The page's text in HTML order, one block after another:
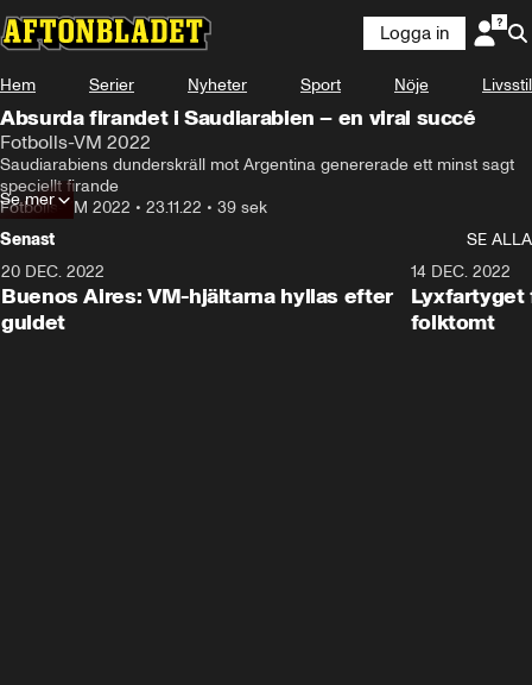
Logga in
Hem Serier Nyheter Sport Nöje Livsstil
Absurda firandet i Saudiarabien – en viral succé
Fotbolls-VM 2022
Saudiarabiens dunderskräll mot Argentina genererade ett minst sagt
speciellt firande
Fotbolls-VM 2022 • 23.11.22 • 39 sek
Se mer
Senast
SE ALLA
20 DEC. 2022
Buenos Aires: VM-hjältarna hyllas efter
guldet
14 DEC. 2022
Lyxfartyget
folktomt